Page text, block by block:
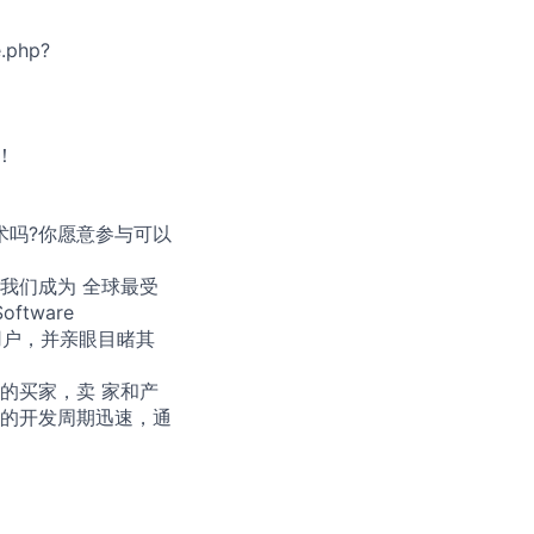
?你愿意参与可以
们成为 全球最受
，并亲眼目睹其
买家，卖 家和产
开发周期迅速，通